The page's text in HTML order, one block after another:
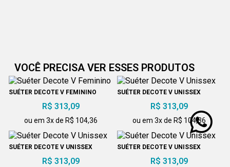
VOCÊ PRECISA VER ESSES PRODUTOS
SUÉTER DECOTE V FEMININO
R$ 313,09
ou em 3x de R$ 104,36
SUÉTER DECOTE V UNISSEX
R$ 313,09
ou em 3x de R$ 104,36
SUÉTER DECOTE V UNISSEX
R$ 313,09
SUÉTER DECOTE V UNISSEX
R$ 313,09